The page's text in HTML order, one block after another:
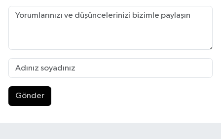
Gönder